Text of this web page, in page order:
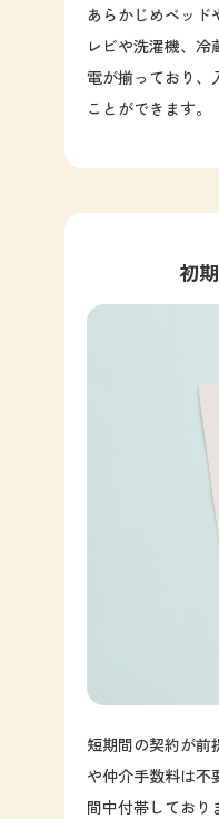
あらかじめベッド
レビや洗濯機、
電が揃っており、
ことができます。
初
短期間の契約が前
や仲介手数料は不
間中付帯しており